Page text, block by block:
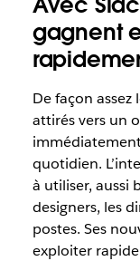
gagnent
De façon assez
attirés vers un
quotidien.
à utiliser, aussi
designers, les
postes. Ses
exploiter